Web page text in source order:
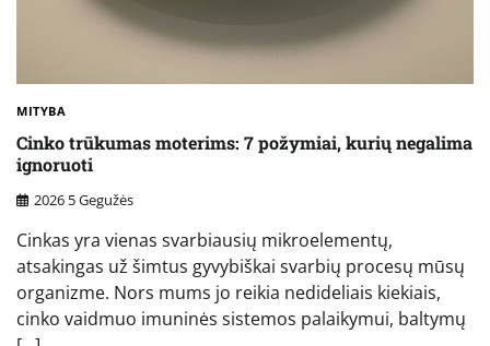
MITYBA
Cinko trūkumas moterims: 7 požymiai, kurių negalima
ignoruoti
2026 5 Gegužės
Cinkas yra vienas svarbiausių mikroelementų,
atsakingas už šimtus gyvybiškai svarbių procesų mūsų
organizme. Nors mums jo reikia nedideliais kiekiais,
cinko vaidmuo imuninės sistemos palaikymui, baltymų